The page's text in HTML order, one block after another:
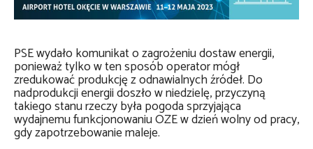
PSE wydało komunikat o zagrożeniu dostaw energii,
ponieważ tylko w ten sposób operator mógł
zredukować produkcję z odnawialnych źródeł. Do
nadprodukcji energii doszło w niedzielę, przyczyną
takiego stanu rzeczy była pogoda sprzyjająca
wydajnemu funkcjonowaniu OZE w dzień wolny od pracy,
gdy zapotrzebowanie maleje.